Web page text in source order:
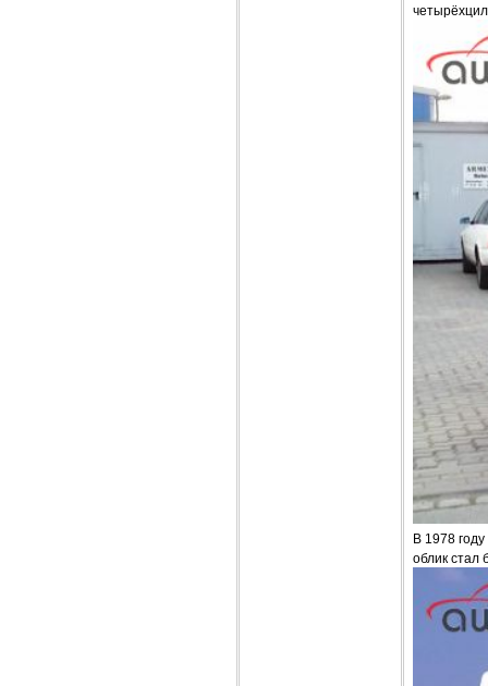
В 1978
облик стал